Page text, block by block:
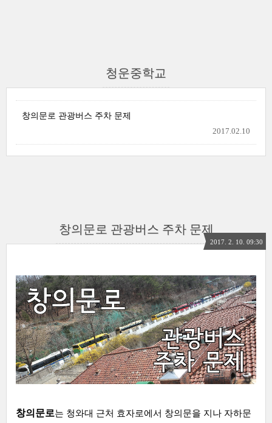
청운중학교
창의문로 관광버스 주차 문제
2017.02.10
창의문로 관광버스 주차 문제
2017. 2. 10. 09:30
창의문로는 청와대 근처 효자로에서 창의문을 지나 자하문